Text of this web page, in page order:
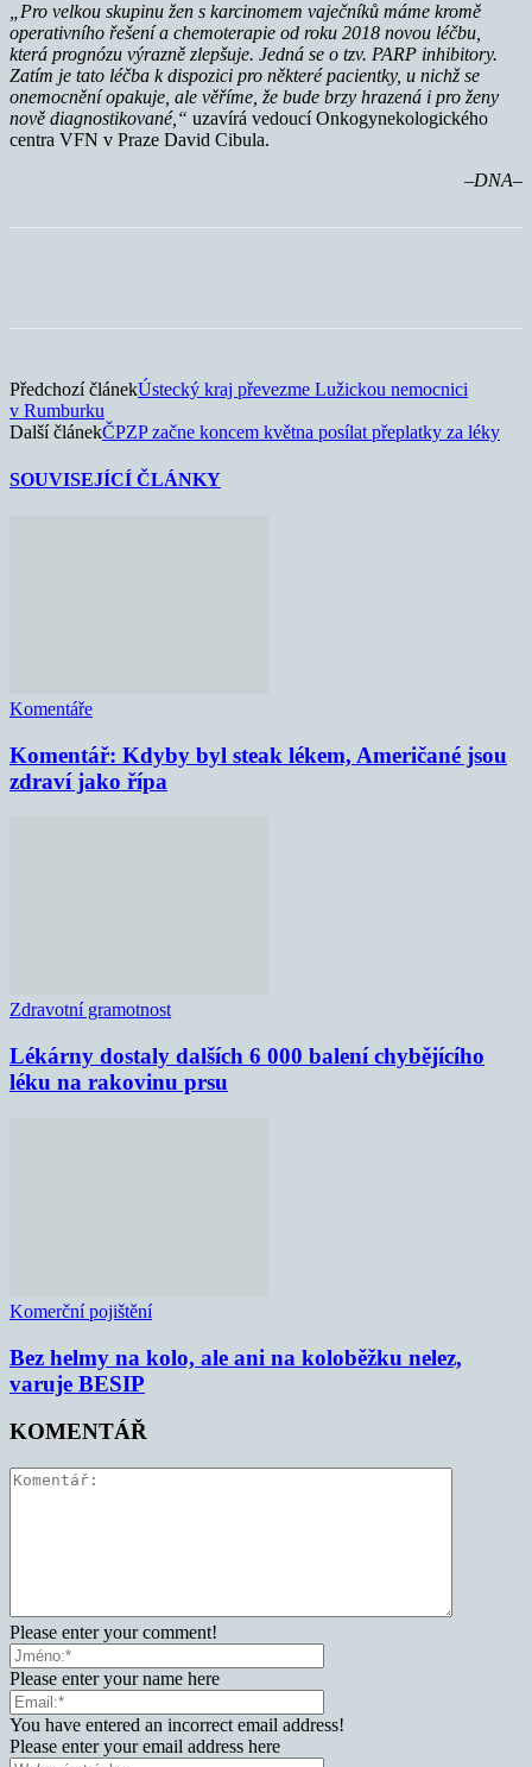
„Pro velkou skupinu žen s karcinomem vaječníků máme kromě
operativního řešení a chemoterapie od roku 2018 novou léčbu,
která prognózu výrazně zlepšuje. Jedná se o tzv. PARP inhibitory.
Zatím je tato léčba k dispozici pro některé pacientky, u nichž se
onemocnění opakuje, ale věříme, že bude brzy hrazená i pro ženy
nově diagnostikované,“ uzavírá vedoucí Onkogynekologického
centra VFN v Praze David Cibula.
–DNA–
Předchozí článekÚstecký kraj převezme Lužickou nemocnici
v Rumburku
Další článekČPZP začne koncem května posílat přeplatky za léky
SOUVISEJÍCÍ ČLÁNKY
Komentáře
Komentář: Kdyby byl steak lékem, Američané jsou
zdraví jako řípa
Zdravotní gramotnost
Lékárny dostaly dalších 6 000 balení chybějícího
léku na rakovinu prsu
Komerční pojištění
Bez helmy na kolo, ale ani na koloběžku nelez,
varuje BESIP
KOMENTÁŘ
Please enter your comment!
Please enter your name here
You have entered an incorrect email address!
Please enter your email address here